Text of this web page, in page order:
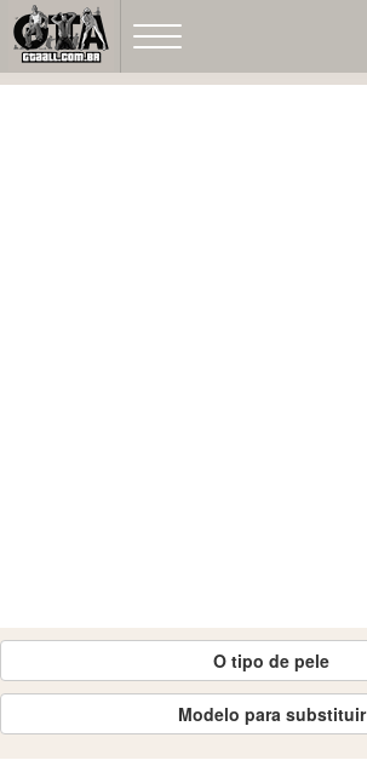
O tipo de pele
Modelo para substituir